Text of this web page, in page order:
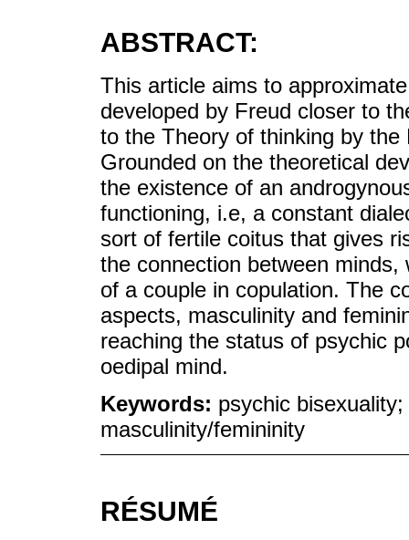
ABSTRACT:
This article aims to
developed by Freud closer to
to the Theory of thinking by
Grounded on the theoretical
the existence of an
functioning, i.e, a constant
sort of fertile coitus that gives
the connection between
of a couple in copulation. The
aspects, masculinity and
reaching the status of psychic
oedipal mind.
Keywords: psychic
masculinity/femininity
RÉSUMÉ